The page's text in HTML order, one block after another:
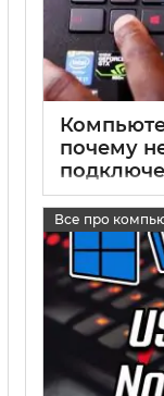
почему
запуске
17 05 2025
Все про